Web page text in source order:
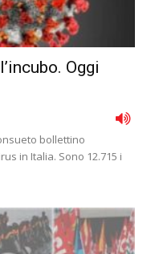
Oggi
bollettino
in Italia. Sono 12.715 i